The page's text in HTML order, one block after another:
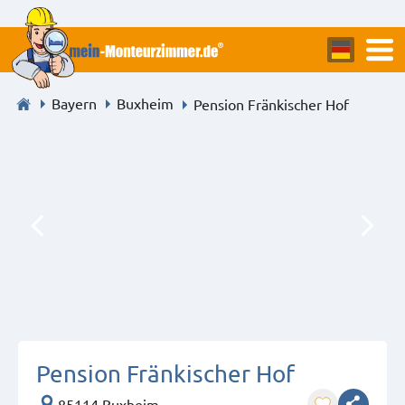
Bayern Buxheim Pension Fränkischer Hof
Pension Fränkischer Hof